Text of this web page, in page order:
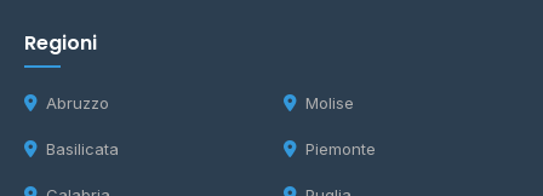
Regioni
Abruzzo
Basilicata
Molise
Piemonte